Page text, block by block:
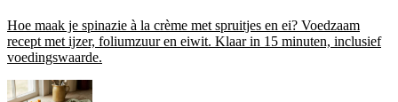
Hoe maak je spinazie à la crème met spruitjes en ei? Voedzaam
recept met ijzer, foliumzuur en eiwit. Klaar in 15 minuten, inclusief
voedingswaarde.